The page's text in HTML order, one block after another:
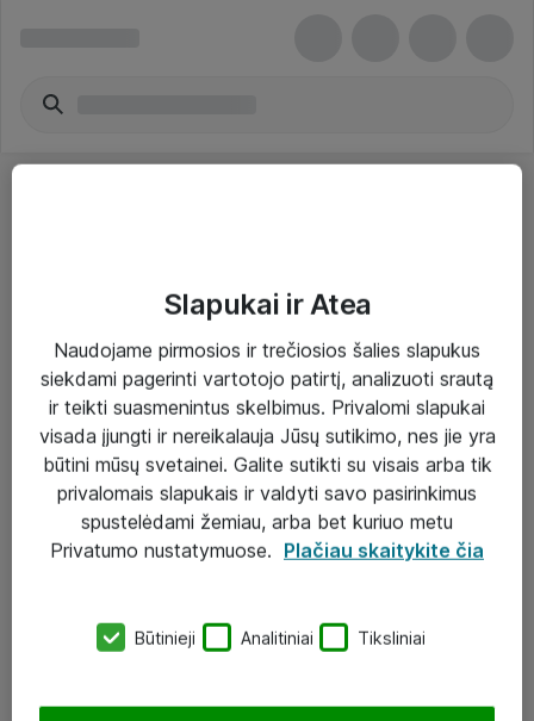
Paslaugos
Sprendimai
Įgyvendinti projektai
Atea ekspertų patarimai verslui
eShop@atea.lt
Slapukai ir Atea
Naudojame pirmosios ir trečiosios šalies slapukus
siekdami pagerinti vartotojo patirtį, analizuoti srautą
ir teikti suasmenintus skelbimus. Privalomi slapukai
visada įjungti ir nereikalauja Jūsų sutikimo, nes jie yra
būtini mūsų svetainei. Galite sutikti su visais arba tik
privalomais slapukais ir valdyti savo pasirinkimus
spustelėdami žemiau, arba bet kuriuo metu
Privatumo nustatymuose. Plačiau skaitykite čia
Būtinieji Analitiniai Tiksliniai